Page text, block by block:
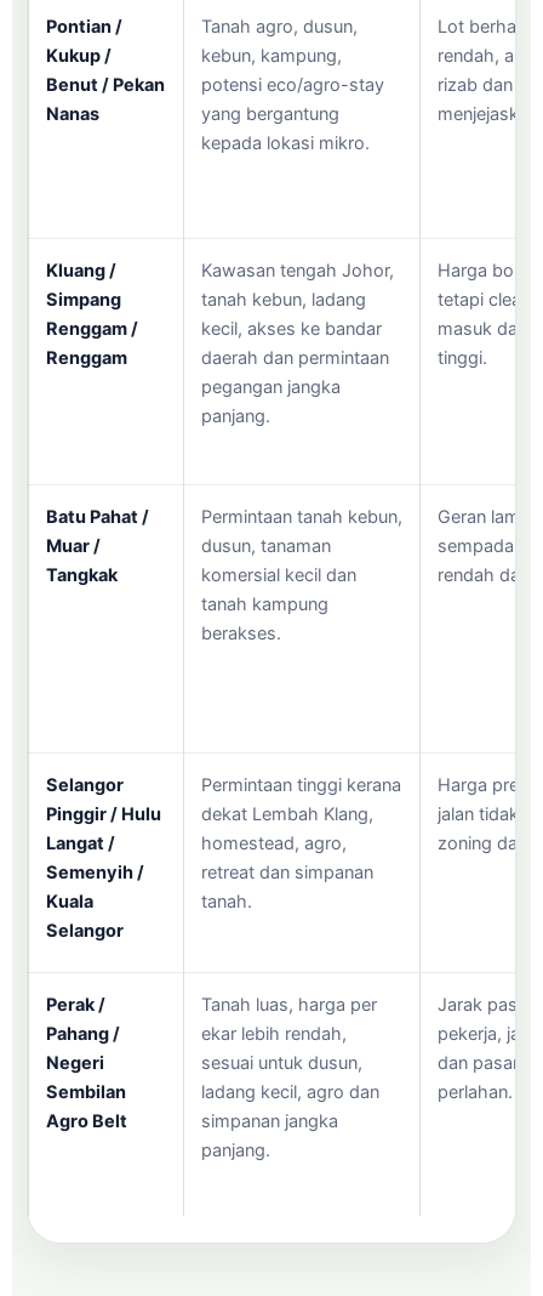
Pontian /
Kukup /
Benut / Pekan
Nanas
Tanah agro, dusun,
kebun, kampung,
potensi eco/agro-stay
yang bergantung
kepada lokasi mikro.
Lot
rendah,
rizab dan
Kluang /
Simpang
Renggam /
Renggam
Kawasan tengah Johor,
tanah kebun, ladang
kecil, akses ke bandar
daerah dan permintaan
pegangan jangka
panjang.
Harga
tetapi
masuk dan
tinggi.
Batu Pahat /
Muar /
Tangkak
Permintaan tanah kebun,
dusun, tanaman
komersial kecil dan
tanah kampung
berakses.
Geran
sempadan
rendah dan
Selangor
Pinggir / Hulu
Langat /
Semenyih /
Kuala
Selangor
Permintaan tinggi kerana
dekat Lembah Klang,
homestead, agro,
retreat dan simpanan
tanah.
Harga
jalan tidak
zoning dan
Perak /
Pahang /
Negeri
Sembilan
Agro Belt
Tanah luas, harga per
ekar lebih rendah,
sesuai untuk dusun,
ladang kecil, agro dan
simpanan jangka
panjang.
Jarak
pekerja,
dan
perlahan.